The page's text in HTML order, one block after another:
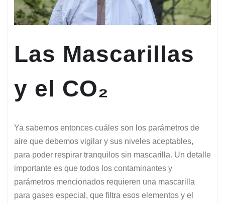
Las Mascarillas
y el CO₂
Ya sabemos entonces cuáles son los parámetros de
aire que debemos vigilar y sus niveles aceptables,
para poder respirar tranquilos sin mascarilla. Un detalle
importante es que todos los contaminantes y
parámetros mencionados requieren una mascarilla
para gases especial, que filtra esos elementos y el